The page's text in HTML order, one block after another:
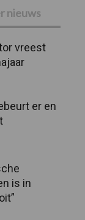
nieuws
vreest
er en
is in